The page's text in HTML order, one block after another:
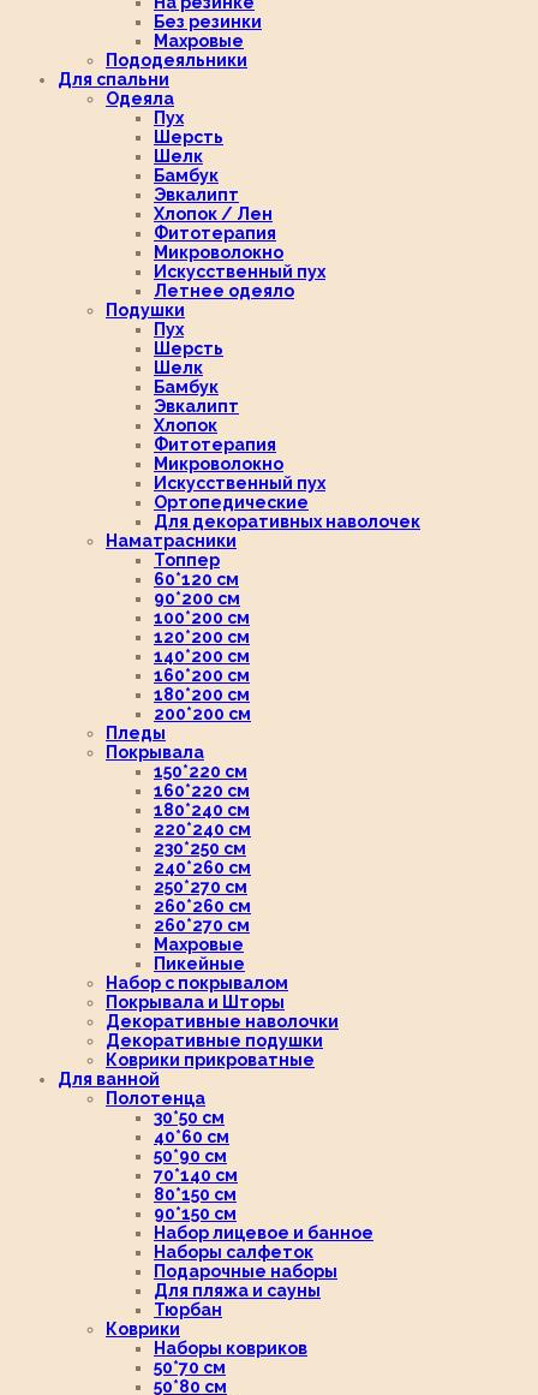
Без резинки
Махровые
Пододеяльники
Для спальни
Одеяла
Пух
Шерсть
Шелк
Бамбук
Эвкалипт
Хлопок / Лен
Фитотерапия
Микроволокно
Искусственный пух
Летнее одеяло
Подушки
Пух
Шерсть
Шелк
Бамбук
Эвкалипт
Хлопок
Фитотерапия
Микроволокно
Искусственный пух
Ортопедические
Для декоративных наволочек
Наматрасники
Топпер
60*120 см
90*200 см
100*200 см
120*200 см
140*200 см
160*200 см
180*200 см
200*200 см
Пледы
Покрывала
150*220 см
160*220 см
180*240 см
220*240 см
230*250 см
240*260 см
250*270 см
260*260 см
260*270 см
Махровые
Пикейные
Набор с покрывалом
Покрывала и Шторы
Декоративные наволочки
Декоративные подушки
Коврики прикроватные
Для ванной
Полотенца
30*50 см
40*60 см
50*90 см
70*140 см
80*150 см
90*150 см
Набор лицевое и банное
Наборы салфеток
Подарочные наборы
Для пляжа и сауны
Тюрбан
Коврики
Наборы ковриков
50*70 см
50*80 см